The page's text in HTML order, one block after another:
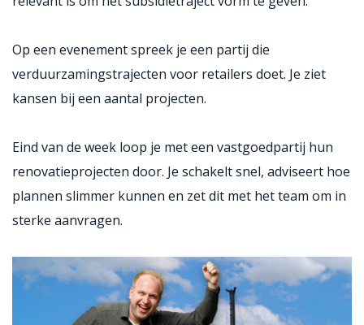
Op een evenement spreek je een partij die
verduurzamingstrajecten voor retailers doet. Je ziet
kansen bij een aantal projecten.
Eind van de week loop je met een vastgoedpartij hun
renovatieprojecten door. Je schakelt snel, adviseert hoe
plannen slimmer kunnen en zet dit met het team om in
sterke aanvragen.